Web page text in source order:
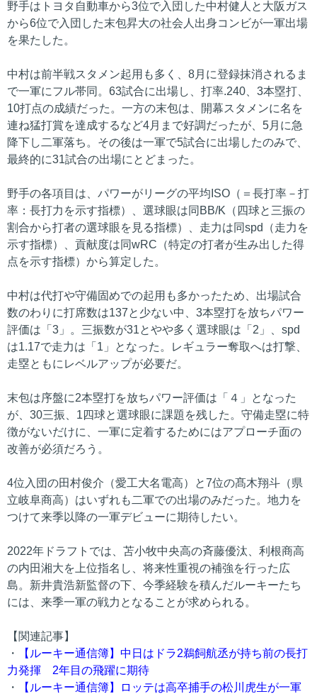
野手はトヨタ自動車から3位で入団した中村健人と大阪ガス
から6位で入団した末包昇大の社会人出身コンビが一軍出場
を果たした。
中村は前半戦スタメン起用も多く、8月に登録抹消されるま
で一軍にフル帯同。63試合に出場し、打率.240、3本塁打、
10打点の成績だった。一方の末包は、開幕スタメンに名を
連ね猛打賞を達成するなど4月まで好調だったが、5月に急
降下し二軍落ち。その後は一軍で5試合に出場したのみで、
最終的に31試合の出場にとどまった。
野手の各項目は、パワーがリーグの平均ISO（＝長打率－打
率：長打力を示す指標）、選球眼は同BB/K（四球と三振の
割合から打者の選球眼を見る指標）、走力は同spd（走力を
示す指標）、貢献度は同wRC（特定の打者が生み出した得
点を示す指標）から算定した。
中村は代打や守備固めでの起用も多かったため、出場試合
数のわりに打席数は137と少ない中、3本塁打を放ちパワー
評価は「3」。三振数が31とやや多く選球眼は「2」、spd
は1.17で走力は「1」となった。レギュラー奪取へは打撃、
走塁ともにレベルアップが必要だ。
末包は序盤に2本塁打を放ちパワー評価は「４」となった
が、30三振、1四球と選球眼に課題を残した。守備走塁に特
徴がないだけに、一軍に定着するためにはアプローチ面の
改善が必須だろう。
4位入団の田村俊介（愛工大名電高）と7位の髙木翔斗（県
立岐阜商高）はいずれも二軍での出場のみだった。地力を
つけて来季以降の一軍デビューに期待したい。
2022年ドラフトでは、苫小牧中央高の斉藤優汰、利根商高
の内田湘大を上位指名し、将来性重視の補強を行った広
島。新井貴浩新監督の下、今季経験を積んだルーキーたち
には、来季一軍の戦力となることが求められる。
【関連記事】
・
【ルーキー通信簿】中日はドラ2鵜飼航丞が持ち前の長打
力発揮 2年目の飛躍に期待
・
【ルーキー通信簿】ロッテは高卒捕手の松川虎生が一軍